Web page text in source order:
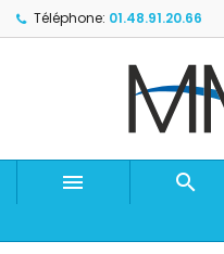
Téléphone: 01.48.91.20.66
 